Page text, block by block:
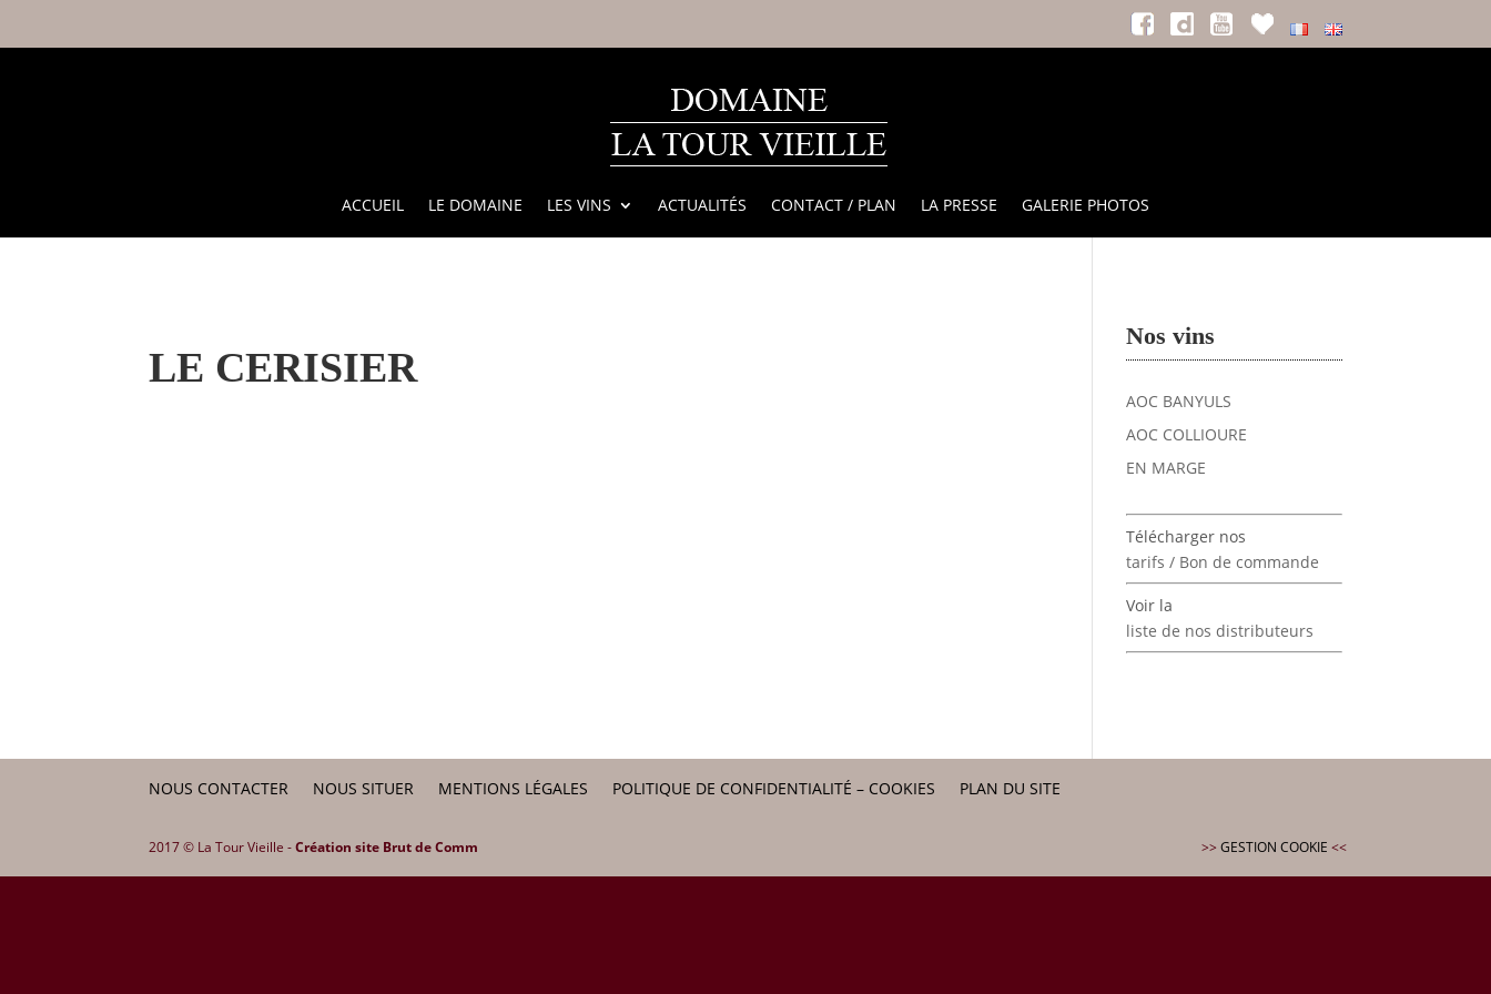
ACCUEIL LE DOMAINE LES VINS ACTUALITÉS CONTACT / PLAN LA PRESSE GALERIE PHOTOS
LE CERISIER
Nos vins
AOC BANYULS
AOC COLLIOURE
EN MARGE
Télécharger nos
tarifs / Bon de commande
Voir la
liste de nos distributeurs
NOUS CONTACTER NOUS SITUER MENTIONS LÉGALES POLITIQUE DE CONFIDENTIALITÉ – COOKIES PLAN DU SITE
2017 © La Tour Vieille -Création site Brut de Comm >>GESTION COOKIE <<